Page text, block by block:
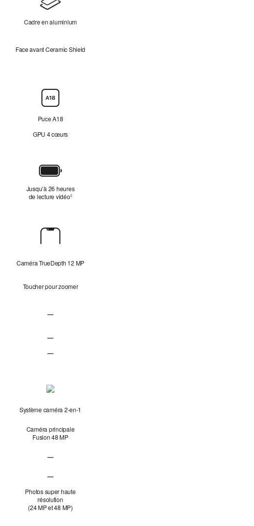
Cadre en aluminium
Face avant Ceramic Shield
Puce A18
GPU 4 cœurs
Jusqu’à 26 heures
de lecture vidéo◊Renvoi aux mentions légales
Caméra TrueDepth 12 MP
Toucher pour zoomer
—
—
—
Système caméra 2‑en‑1
Caméra principale
Fusion 48 MP
—
—
Photos super haute
résolution
(24 MP et 48 MP)